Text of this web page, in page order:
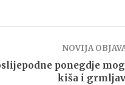
NOVIJA
ponegdje
kiša i